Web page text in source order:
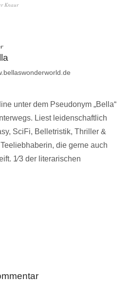
Knaur
unter dem Pseudonym „Bella“
Liest leidenschaftlich
SciFi, Belletristik, Thriller &
die gerne auch
1⁄3 der literarischen